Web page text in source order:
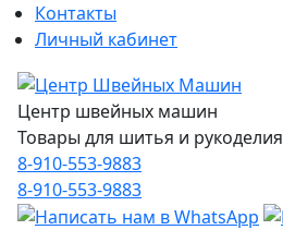
Контакты
Личный кабинет
Центр швейных машин
Товары для шитья и рукоделия
8-910-553-9883
8-910-553-9883